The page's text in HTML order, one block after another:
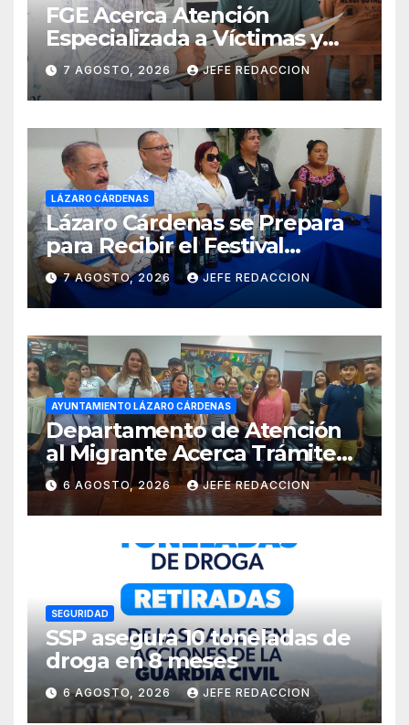
FGE Acerca Atención
Especializada a Víctimas y
Ciudadanía de Coalcomán
7 AGOSTO, 2026 JEFE REDACCION
LÁZARO CÁRDENAS
Lázaro Cárdenas se Prepara
para Recibir el Festival
Internacional de la Cerveza
Costa de Michoacán 2026
7 AGOSTO, 2026 JEFE REDACCION
AYUNTAMIENTO LÁZARO CÁRDENAS
Departamento de Atención
al Migrante Acerca Trámite
de Pasaportes
Estadounidenses a
Residentes de Lázaro
Cárdenas
6 AGOSTO, 2026 JEFE REDACCION
SEGURIDAD
SSP asegura 10 toneladas de
droga en 8 meses
6 AGOSTO, 2026 JEFE REDACCION